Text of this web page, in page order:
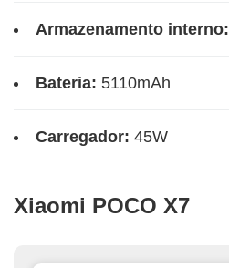
Armazenamento interno:
Bateria: 5110mAh
Carregador: 45W
Xiaomi POCO X7